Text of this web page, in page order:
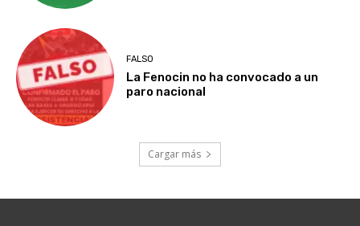
FALSO
La Fenocin no ha convocado a un
paro nacional
Cargar más